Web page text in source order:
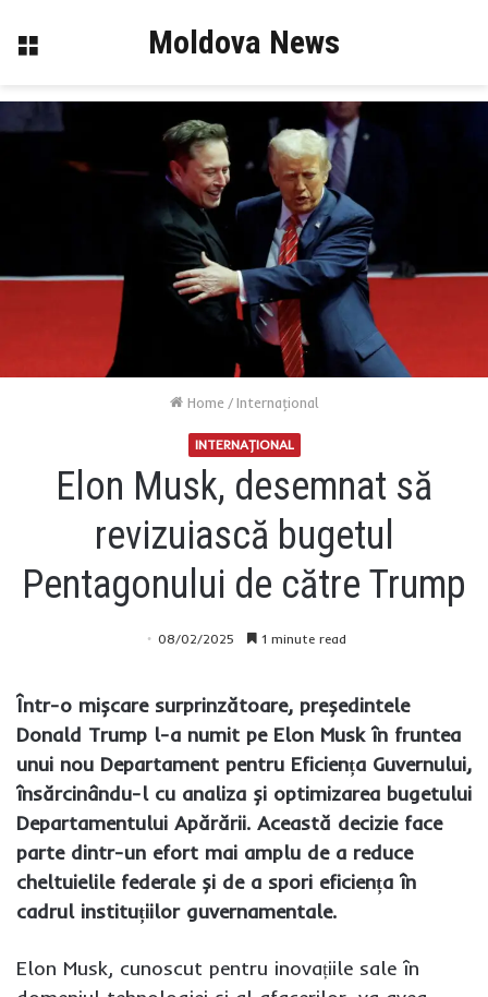
Menu Moldova News
Home / Internaţional
INTERNAŢIONAL
Elon Musk, desemnat să
revizuiască bugetul
Pentagonului de către Trump
08/02/2025 1 minute read
Într-o mișcare surprinzătoare, președintele
Donald Trump l-a numit pe Elon Musk în fruntea
unui nou Departament pentru Eficiența Guvernului,
însărcinându-l cu analiza și optimizarea bugetului
Departamentului Apărării. Această decizie face
parte dintr-un efort mai amplu de a reduce
cheltuielile federale și de a spori eficiența în
cadrul instituțiilor guvernamentale.
Elon Musk, cunoscut pentru inovațiile sale în